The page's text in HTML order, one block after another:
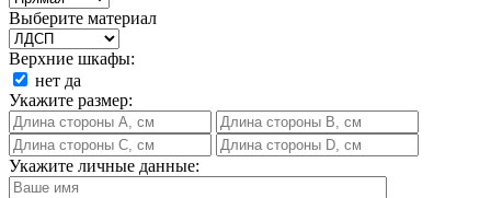
Выберите материал
Верхние шкафы:
нет да
Укажите размер:
Укажите личные данные: